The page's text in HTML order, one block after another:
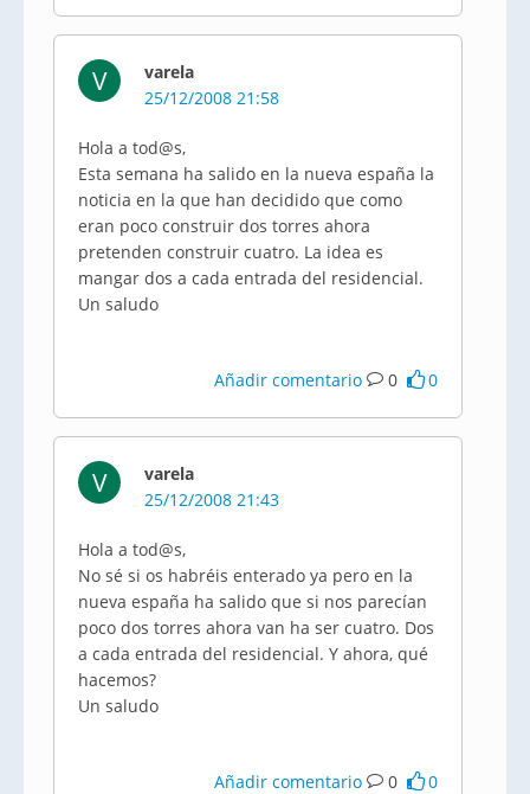
V
varela
25/12/2008 21:58
Hola a tod@s,
Esta semana ha salido en la nueva españa la
noticia en la que han decidido que como
eran poco construir dos torres ahora
pretenden construir cuatro. La idea es
mangar dos a cada entrada del residencial.
Un saludo
Añadir comentario 0 0
V
varela
25/12/2008 21:43
Hola a tod@s,
No sé si os habréis enterado ya pero en la
nueva españa ha salido que si nos parecían
poco dos torres ahora van ha ser cuatro. Dos
a cada entrada del residencial. Y ahora, qué
hacemos?
Un saludo
Añadir comentario 0 0